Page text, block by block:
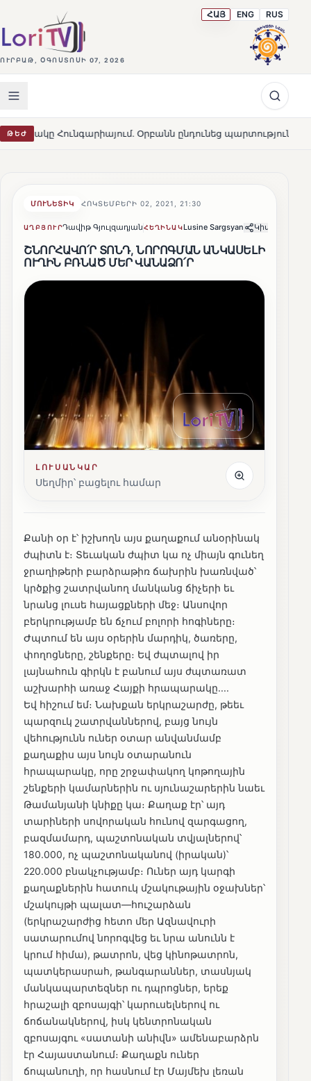
ՈՒՐԲԱԹ, ՕԳՈՍՏՈՍԻ 07, 2026
ՀԱՅ ENG RUS
ԹԵԺ Օրբանն ընդունեց պարտությունը HOT Մարթա
ՄՈՒՆԵՏԻԿ ՀՈԿՏԵՄԲԵՐԻ 02, 2021, 21:30
ԱՂԲՅՈՒՐԴավիթ ԳյուլզադյանՀԵՂԻՆԱԿLusine Sargsyan Կիսվել
ՇՆՈՐՀԱՎՈ՛Ր ՏՈՆԴ, ՆՈՐՈԳՄԱՆ ԱՆԿԱՍԵԼԻ
ՈՒՂԻՆ ԲՌՆԱԾ ՄԵՐ ՎԱՆԱՁՈ՛Ր
ԼՈՒՍԱՆԿԱՐ
Սեղմիր՝ բացելու համար
Քանի օր է՝ իշխողն այս քաղաքում անօրինակ
ժպիտն է։ Տեւական ժպիտ կա ոչ միայն գունեղ
ջրաղիթերի բարձրաթիռ ճախրին խառնված՝
կրծքից շատրվանող մանկանց ճիչերի եւ
նրանց լուսե հայացքների մեջ։ Անսովոր
բերկրությամբ են ճչում բոլորի հոգիները։
Ժպտում են այս օրերին մարդիկ, ծառերը,
փողոցները, շենքերը։ Եվ ժպտալով իր
լայնահուն գիրկն է բանում այս ժպտառատ
աշխարհի առաջ Հայքի հրապարակը....
Եվ հիշում եմ։ Նախքան երկրաշարժը, թեեւ
պարզուկ շատրվաններով, բայց նույն
վեհությունն ուներ օտար անվանմամբ
քաղաքիս այս նույն օտարանուն
հրապարակը, որը շրջափակող կոթողային
շենքերի կամարներին ու սյունաշարերին նաեւ
Թամանյանի կնիքը կա։ Քաղաք էր՝ այդ
տարիների սովորական հունով զարգացող,
բազմամարդ, պաշտոնական տվյալներով՝
180.000, ոչ պաշտոնականով (իրական)՝
220.000 բնակչությամբ։ Ուներ այդ կարգի
քաղաքներին հատուկ մշակութային օջախներ՝
մշակույթի պալատ—հուշարձան
(երկրաշարժից հետո մեր Ազնավուրի
սատարումով նորոգվեց եւ նրա անունն է
կրում հիմա), թատրոն, վեց կինոթատրոն,
պատկերասրահ, թանգարաններ, տասնյակ
մանկապարտեզներ ու դպրոցներ, երեք
հրաշալի զբոսայգի՝ կարուսելներով ու
ճոճանակներով, իսկ կենտրոնական
զբոսայգու «սատանի անիվն» ամենաբարձրն
էր Հայաստանում։ Քաղաքն ուներ
ճոպանուղի, որ հասնում էր Մայմեխ լեռան